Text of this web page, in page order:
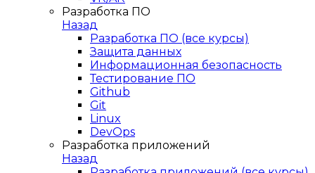
Разработка ПО
Назад
Разработка ПО (все курсы)
Защита данных
Информационная безопасность
Тестирование ПО
Github
Git
Linux
DevOps
Разработка приложений
Назад